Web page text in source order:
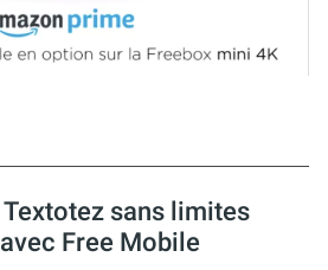
sans limites
Free Mobile